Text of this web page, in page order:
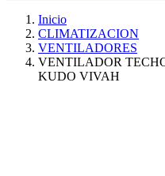
Inicio
CLIMATIZACION
VENTILADORES
VENTILADOR
KUDO VIVAH